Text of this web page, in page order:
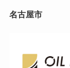
名古屋市